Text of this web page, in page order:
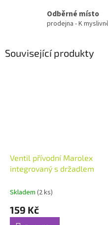
Odběrné místo
prodejna - K
Související produkty
Ventil přívodní Marolex
integrovaný s držadlem
Skladem (2 ks)
159 Kč